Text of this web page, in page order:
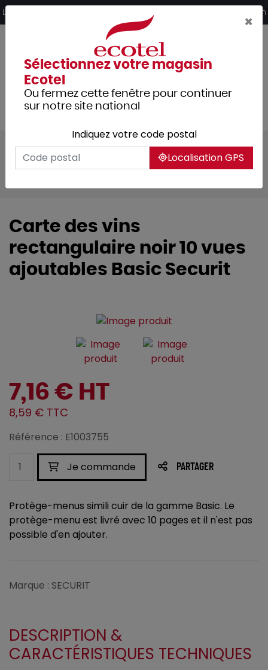
Livraison offerte dès 249€ HT d’achat et retrait 2h en magasin
Tous les produits
Arts de la table
Accessoires de table
Signalétique
Carte des vins
rectangulaire noir 10 vues
ajoutables Basic Securit
7,16 € HT
8,59 € TTC
Référence : E1003755
Je commande PARTAGER
Protège-menus simili cuir de la gamme Basic. Le
protège-menu est livré avec 10 pages et il n'est pas
possible d'en ajouter.
Marque : SECURIT
DESCRIPTION &
CARACTÉRISTIQUES TECHNIQUES
×
Sélectionnez votre magasin
Ecotel
Ou fermez cette fenêtre pour continuer
sur notre site national
Indiquez votre code postal
Localisation GPS
Panneau de gestion des cookies